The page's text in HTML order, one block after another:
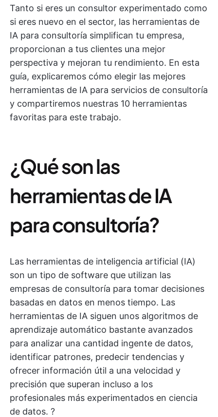
Tanto si eres un consultor experimentado como
si eres nuevo en el sector, las herramientas de
IA para consultoría simplifican tu empresa,
proporcionan a tus clientes una mejor
perspectiva y mejoran tu rendimiento. En esta
guía, explicaremos cómo elegir las mejores
herramientas de IA para servicios de consultoría
y compartiremos nuestras 10 herramientas
favoritas para este trabajo.
¿Qué son las
herramientas de IA
para consultoría?
Las herramientas de inteligencia artificial (IA)
son un tipo de software que utilizan las
empresas de consultoría para tomar decisiones
basadas en datos en menos tiempo. Las
herramientas de IA siguen unos algoritmos de
aprendizaje automático bastante avanzados
para analizar una cantidad ingente de datos,
identificar patrones, predecir tendencias y
ofrecer información útil a una velocidad y
precisión que superan incluso a los
profesionales más experimentados en ciencia
de datos. ?